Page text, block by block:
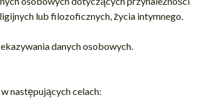
lub filozoficznych, życia intymnego.
danych osobowych.
następujących celach: